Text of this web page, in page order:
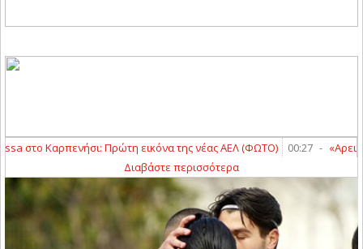
Καρπενήσι: Πρώτη εικόνα της νέας ΑΕΛ (ΦΩΤΟ) 00:27 -
Διαβάστε περισσότερα